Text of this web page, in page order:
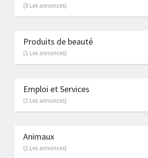
(0 Les annonces)
Produits de beauté
(1 Les annonces)
Emploi et Services
(1 Les annonces)
Animaux
(1 Les annonces)